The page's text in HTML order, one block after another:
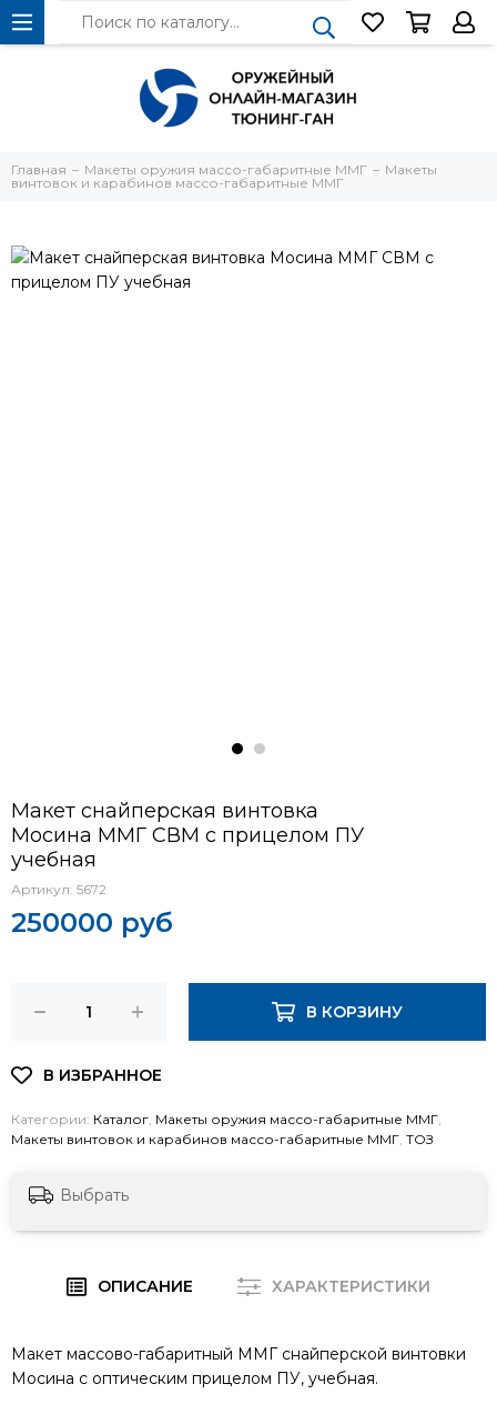
Главная Макеты оружия массо-габаритные ММГ
Макеты
винтовок и карабинов массо-габаритные ММГ
Макет снайперская винтовка
Мосина ММГ СВМ с прицелом ПУ
учебная
Артикул: 5672
250000 руб
В КОРЗИНУ
Категории: Каталог, Макеты оружия массо-габаритные ММГ,
Макеты винтовок и карабинов массо-габаритные ММГ, ТОЗ
Выбрать
ОПИСАНИЕ ХАРАКТЕРИСТИКИ
Макет массово-габаритный ММГ снайперской винтовки
Мосина с оптическим прицелом ПУ, учебная.